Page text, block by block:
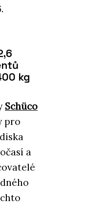
kg
Schüco
pro
a